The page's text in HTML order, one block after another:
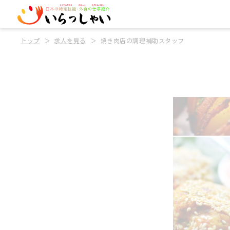
トップ 求人を見る 焼き肉店の調理補助スタッフ